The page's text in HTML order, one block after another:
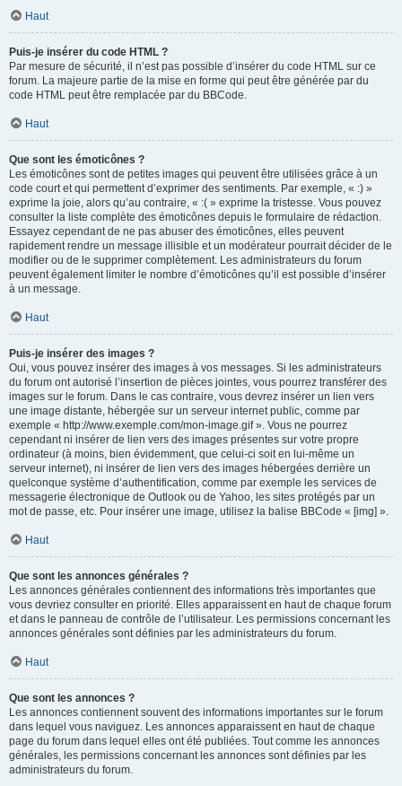
Haut
Puis-je insérer du code HTML ?
Par mesure de sécurité, il n’est pas possible d’insérer du code HTML sur ce
forum. La majeure partie de la mise en forme qui peut être générée par du
code HTML peut être remplacée par du BBCode.
Haut
Que sont les émoticônes ?
Les émoticônes sont de petites images qui peuvent être utilisées grâce à un
code court et qui permettent d’exprimer des sentiments. Par exemple, « :) »
exprime la joie, alors qu’au contraire, « :( » exprime la tristesse. Vous pouvez
consulter la liste complète des émoticônes depuis le formulaire de rédaction.
Essayez cependant de ne pas abuser des émoticônes, elles peuvent
rapidement rendre un message illisible et un modérateur pourrait décider de le
modifier ou de le supprimer complètement. Les administrateurs du forum
peuvent également limiter le nombre d’émoticônes qu’il est possible d’insérer
à un message.
Haut
Puis-je insérer des images ?
Oui, vous pouvez insérer des images à vos messages. Si les administrateurs
du forum ont autorisé l’insertion de pièces jointes, vous pourrez transférer des
images sur le forum. Dans le cas contraire, vous devrez insérer un lien vers
une image distante, hébergée sur un serveur internet public, comme par
exemple « http://www.exemple.com/mon-image.gif ». Vous ne pourrez
cependant ni insérer de lien vers des images présentes sur votre propre
ordinateur (à moins, bien évidemment, que celui-ci soit en lui-même un
serveur internet), ni insérer de lien vers des images hébergées derrière un
quelconque système d’authentification, comme par exemple les services de
messagerie électronique de Outlook ou de Yahoo, les sites protégés par un
mot de passe, etc. Pour insérer une image, utilisez la balise BBCode « [img] ».
Haut
Que sont les annonces générales ?
Les annonces générales contiennent des informations très importantes que
vous devriez consulter en priorité. Elles apparaissent en haut de chaque forum
et dans le panneau de contrôle de l’utilisateur. Les permissions concernant les
annonces générales sont définies par les administrateurs du forum.
Haut
Que sont les annonces ?
Les annonces contiennent souvent des informations importantes sur le forum
dans lequel vous naviguez. Les annonces apparaissent en haut de chaque
page du forum dans lequel elles ont été publiées. Tout comme les annonces
générales, les permissions concernant les annonces sont définies par les
administrateurs du forum.